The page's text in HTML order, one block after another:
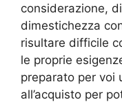
considerazione,
dimestichezza
risultare difficile
le proprie
preparato per voi
all’acquisto per